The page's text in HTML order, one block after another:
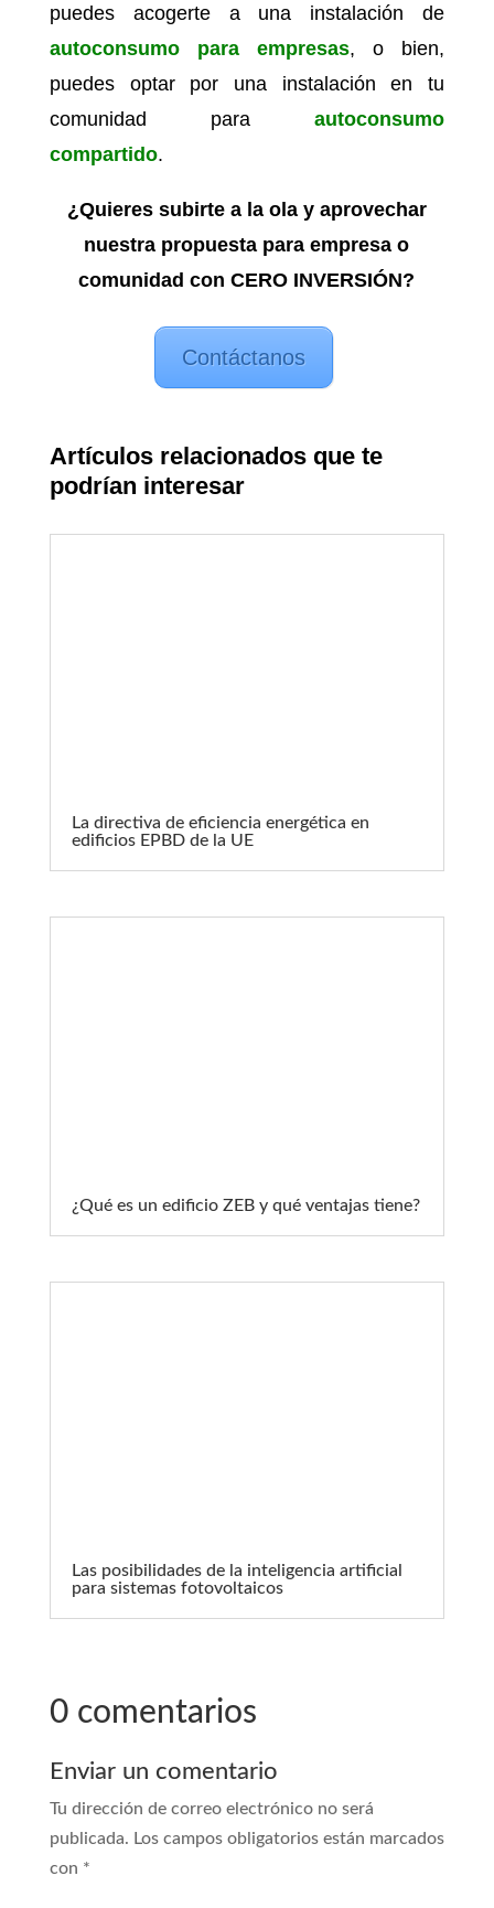
puedes acogerte a una instalación de
autoconsumo para empresas, o bien,
puedes optar por una instalación en tu
comunidad paraautoconsumo
compartido.
¿Quieres subirte a la ola y aprovechar
nuestra propuesta para empresa o
comunidad con CERO INVERSIÓN?
Contáctanos
Artículos relacionados que te
podrían interesar
La directiva de eficiencia energética en
edificios EPBD de la UE
¿Qué es un edificio ZEB y qué ventajas tiene?
Las posibilidades de la inteligencia artificial
para sistemas fotovoltaicos
0 comentarios
Enviar un comentario
Tu dirección de correo electrónico no será
publicada. Los campos obligatorios están marcados
con *